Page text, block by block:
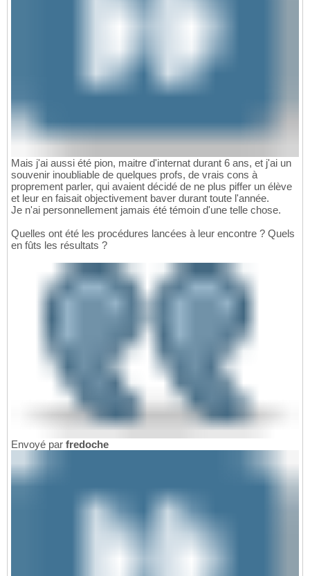
Mais j'ai aussi été pion, maitre d'internat durant 6 ans, et j'ai un
souvenir inoubliable de quelques profs, de vrais cons à
proprement parler, qui avaient décidé de ne plus piffer un élève
et leur en faisait objectivement baver durant toute l'année.
Je n'ai personnellement jamais été témoin d'une telle chose.
Quelles ont été les procédures lancées à leur encontre ? Quels
en fûts les résultats ?
Envoyé par fredoche